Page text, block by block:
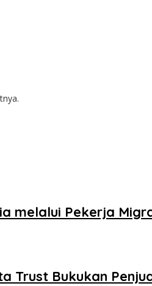
melalui Pekerja
Trust Bukukan